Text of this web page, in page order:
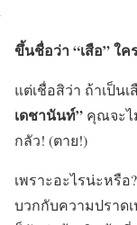
ขึ้นชื่อว่า “เสือ” ใ
แต่เชื่อสิว่า ถ้าเป็น
เดชานันท์” คุณจะไ
กลัว! (ตาย!)
เพราะอะไรน่ะหรือ
บวกกับความปราด